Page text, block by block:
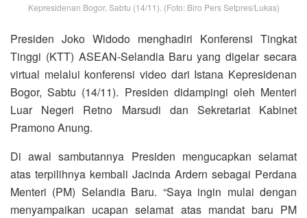
Kepresidenan Bogor, Sabtu (14/11). (Foto: Biro Pers Setpres/Lukas)
Presiden Joko Widodo menghadiri Konferensi Tingkat
Tinggi (KTT) ASEAN-Selandia Baru yang digelar secara
virtual melalui konferensi video dari Istana Kepresidenan
Bogor, Sabtu (14/11). Presiden didampingi oleh Menteri
Luar Negeri Retno Marsudi dan Sekretariat Kabinet
Pramono Anung.
Di awal sambutannya Presiden mengucapkan selamat
atas terpilihnya kembali Jacinda Ardern sebagai Perdana
Menteri (PM) Selandia Baru. “Saya ingin mulai dengan
menyampaikan ucapan selamat atas mandat baru PM